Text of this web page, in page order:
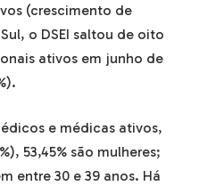
(crescimento de
o DSEI saltou de oito
ativos em junho de
e médicas ativos,
53,45% são mulheres;
entre 30 e 39 anos. Há